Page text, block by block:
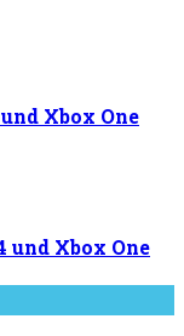
Xbox One
und Xbox One